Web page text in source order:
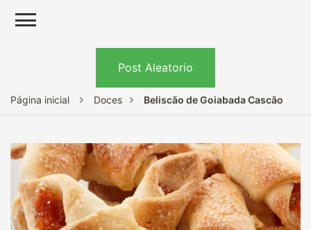
Post Aleatorio
Página inicial Doces Beliscão de Goiabada Cascão